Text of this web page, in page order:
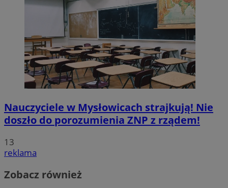
Nauczyciele w Mysłowicach strajkują! Nie
doszło do porozumienia ZNP z rządem!
13
reklama
Zobacz również